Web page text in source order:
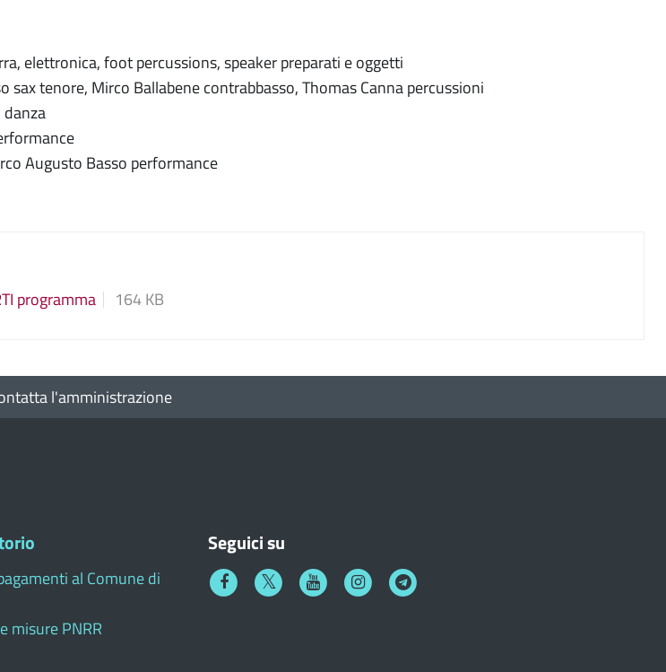
elettronica, foot percussions, speaker preparati e oggetti
sax tenore, Mirco Ballabene contrabbasso, Thomas Canna percussioni
danza
Augusto Basso performance
programma 164 KB
l'amministrazione
al Comune di
misure PNRR
Seguici su
FacebookTwitter YoutubeInstagramTelegram